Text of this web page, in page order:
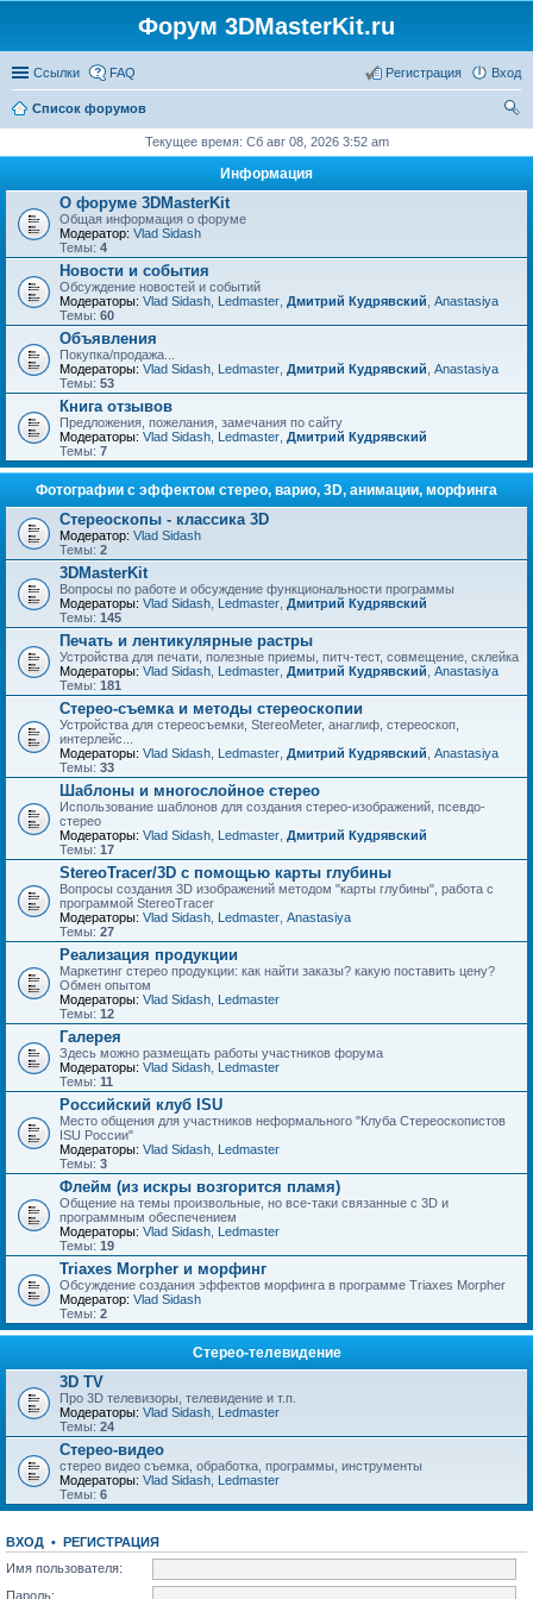
Форум 3DMasterKit.ru
Ссылки FAQ Вход
Регистрация
Список форумов
Текущее время: Сб авг 08, 2026 3:52 am
Информация
О форуме 3DMasterKit
Общая информация о форуме
Модератор: Vlad Sidash
Темы: 4
Новости и события
Обсуждение новостей и событий
Модераторы: Vlad Sidash Ledmaster Дмитрий Кудрявский Anastasiya
Темы: 60
Объявления
Покупка/продажа...
Модераторы: Vlad Sidash Ledmaster Дмитрий Кудрявский Anastasiya
Темы: 53
Книга отзывов
Предложения, пожелания, замечания по сайту
Модераторы: Vlad Sidash Ledmaster Дмитрий Кудрявский
Темы: 7
Фотографии с эффектом стерео, варио, 3D, анимации, морфинга
Стереоскопы - классика 3D
Модератор: Vlad Sidash
Темы: 2
3DMasterKit
Вопросы по работе и обсуждение функциональности программы
Модераторы: Vlad Sidash Ledmaster Дмитрий Кудрявский
Темы: 145
Печать и лентикулярные растры
Устройства для печати, полезные приемы, питч-тест, совмещение, склейка
Модераторы: Vlad Sidash Ledmaster Дмитрий Кудрявский Anastasiya
Темы: 181
Стерео-съемка и методы стереоскопии
Устройства для стереосъемки, StereoMeter, анаглиф, стереоскоп,
интерлейс...
Модераторы: Vlad Sidash Ledmaster Дмитрий Кудрявский Anastasiya
Темы: 33
Шаблоны и многослойное стерео
Использование шаблонов для создания стерео-изображений, псевдо-
стерео
Модераторы: Vlad Sidash Ledmaster Дмитрий Кудрявский
Темы: 17
StereoTracer/3D с помощью карты глубины
Вопросы создания 3D изображений методом "карты глубины", работа с
программой StereoTracer
Модераторы: Vlad Sidash Ledmaster Anastasiya
Темы: 27
Реализация продукции
Маркетинг стерео продукции: как найти заказы? какую поставить цену?
Обмен опытом
Модераторы: Vlad Sidash Ledmaster
Темы: 12
Галерея
Здесь можно размещать работы участников форума
Модераторы: Vlad Sidash Ledmaster
Темы: 11
Российский клуб ISU
Место общения для участников неформального "Клуба Стереоскопистов
ISU России"
Модераторы: Vlad Sidash Ledmaster
Темы: 3
Флейм (из искры возгорится пламя)
Общение на темы произвольные, но все-таки связанные с 3D и
программным обеспечением
Модераторы: Vlad Sidash Ledmaster
Темы: 19
Triaxes Morpher и морфинг
Обсуждение создания эффектов морфинга в программе Triaxes Morpher
Модератор: Vlad Sidash
Темы: 2
Стерео-телевидение
3D TV
Про 3D телевизоры, телевидение и т.п.
Модераторы: Vlad Sidash Ledmaster
Темы: 24
Стерео-видео
стерео видео съемка, обработка, программы, инструменты
Модераторы: Vlad Sidash Ledmaster
Темы: 6
ВХОД • РЕГИСТРАЦИЯ
Имя пользователя:
Пароль: